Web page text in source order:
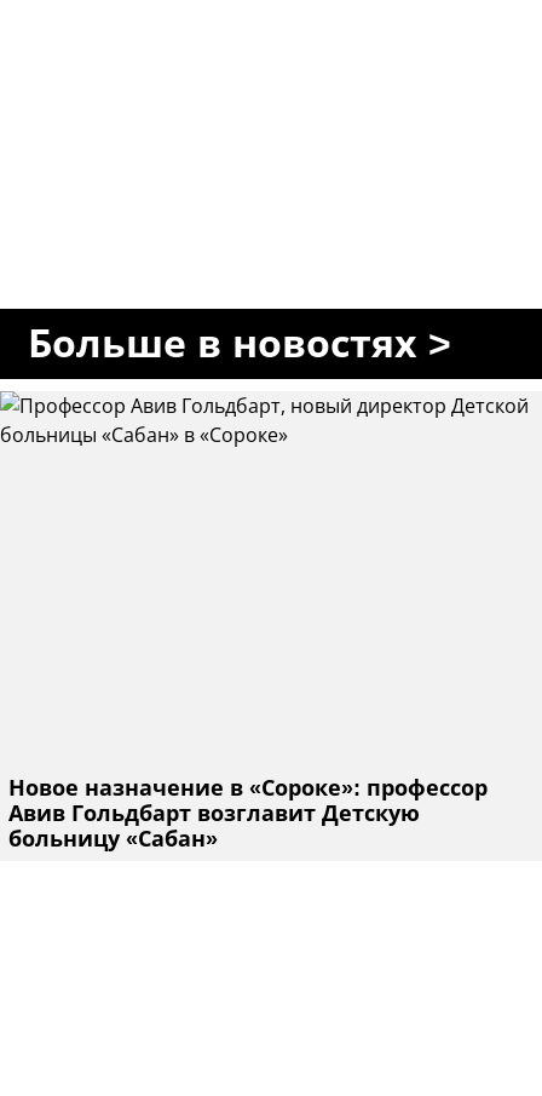
Больше в новостях >
Новое назначение в «Сороке»: профессор
Авив Гольдбарт возглавит Детскую
больницу «Сабан»